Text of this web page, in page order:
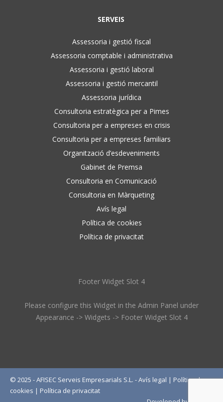
SERVEIS
Assessoria i gestió fiscal
Assessoria comptable i administrativa
Assessoria i gestió laboral
Assessoria i gestió mercantil
Assessoria jurídica
Consultoria estratègica per a Pimes
Consultoria per a empreses en crisis
Consultoria per a empreses familiars
Organització d’esdeveniments
Gabinet de Premsa
Consultoria en Comunicació
Consultoria en Màrqueting
Avís legal
Política de cookies
Política de privacitat
Footer Widget Slot 4
Please configure this Widget in the Admin Panel under
Appearance -> Widgets -> Footer Widget Slot 4
© 2025 - AFISEC Serveis Empresarials S.L. -Avís legal | Política de
cookies | Política de privacitat